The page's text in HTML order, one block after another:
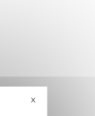
XMasquer le